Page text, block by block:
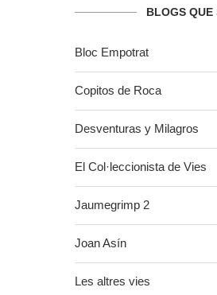
BLOGS QUE
Bloc Empotrat
Copitos de Roca
Desventuras y Milagros
El Col·leccionista de Vies
Jaumegrimp 2
Joan Asín
Les altres vies